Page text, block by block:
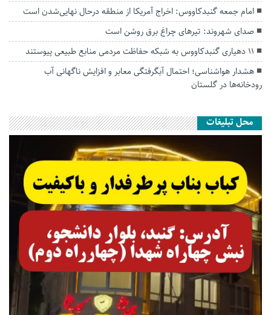
امام جمعه گنبدکاووس: اخراج آمریکا از منطقه درحال نهایی‌شدن است
صدای شهروند: تیرهای چراغ برق روشن است
۱۱ دهیاری گنبدکاووس به شبکه حفاظت مردمی منابع طبیعی پیوستند
هشدار هواشناسی؛ احتمال آبگرفتگی معابر و افزایش ناگهانی آب
رودخانه‌ها در گلستان
محل تبلیغات